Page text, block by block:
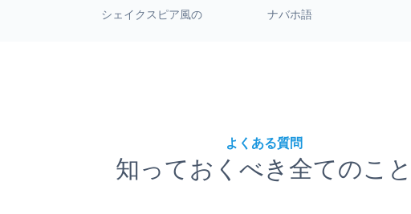
シェイクスピア風の ナバホ語
よくある質問
知っておくべき全てのこと